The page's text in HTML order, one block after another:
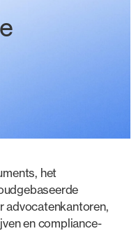
het
advocatenkantoren,
en compliance-